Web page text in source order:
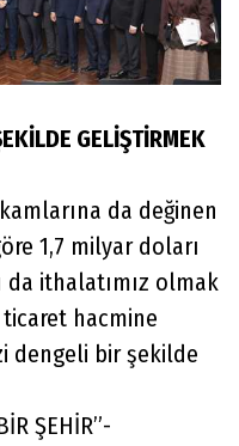
GELİŞTİRMEK
da değinen
1,7 milyar doları
da ithalatımız olmak
hacmine
dengeli bir şekilde
ŞEHİR”-